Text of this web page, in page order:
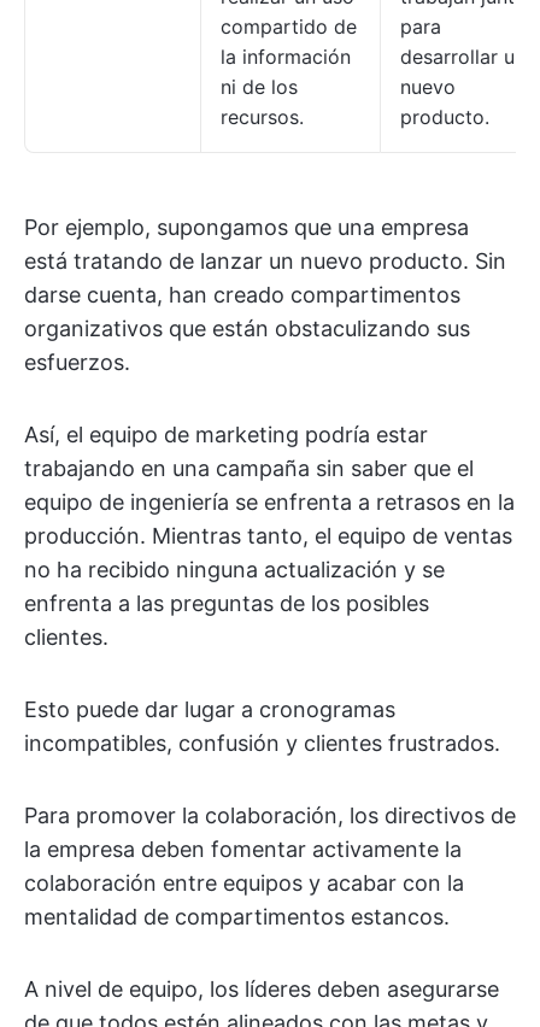
compartido de
la información
ni de los
recursos.
para
desarrollar un
nuevo
producto.
Por ejemplo, supongamos que una empresa
está tratando de lanzar un nuevo producto. Sin
darse cuenta, han creado compartimentos
organizativos que están obstaculizando sus
esfuerzos.
Así, el equipo de marketing podría estar
trabajando en una campaña sin saber que el
equipo de ingeniería se enfrenta a retrasos en la
producción. Mientras tanto, el equipo de ventas
no ha recibido ninguna actualización y se
enfrenta a las preguntas de los posibles
clientes.
Esto puede dar lugar a cronogramas
incompatibles, confusión y clientes frustrados.
Para promover la colaboración, los directivos de
la empresa deben fomentar activamente la
colaboración entre equipos y acabar con la
mentalidad de compartimentos estancos.
A nivel de equipo, los líderes deben asegurarse